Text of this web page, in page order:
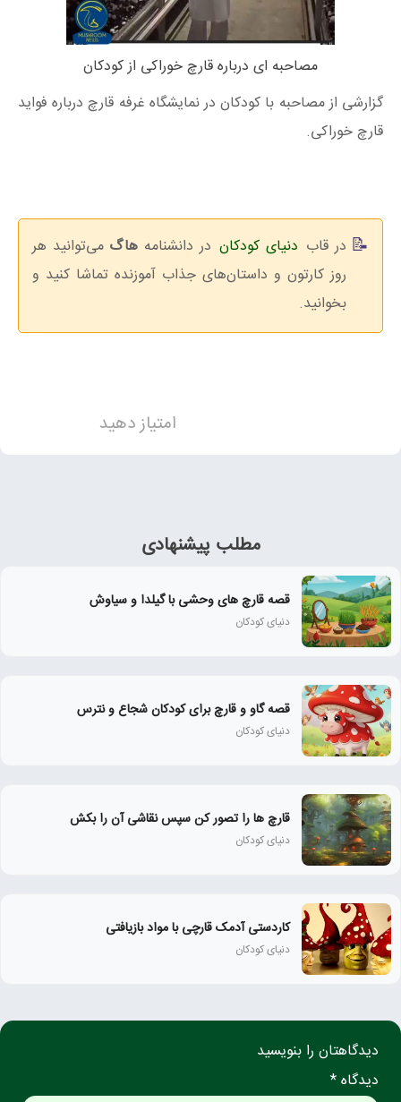
مصاحبه ای درباره قارچ خوراکی از کودکان
گزارشی از مصاحبه با کودکان در نمایشگاه غرفه قارچ درباره فواید
قارچ خوراکی.
در قاب دنیای کودکان در دانشنامه هاگ می‌توانید هر
روز کارتون‌ و داستان‌های جذاب آموزنده تماشا کنید و
بخوانید.
امتیاز دهید
مطلب پیشنهادی
قصه قارچ های وحشی با گیلدا و سیاوش
دنیای کودکان
قصه گاو و قارچ برای کودکان شجاع و نترس
دنیای کودکان
قارچ ها را تصور کن سپس نقاشی آن را بکش
دنیای کودکان
کاردستی آدمک قارچی با مواد بازیافتی
دنیای کودکان
دیدگاهتان را بنویسید
دیدگاه *